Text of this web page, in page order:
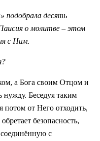
подобрала десять
о молитве – этом
с Ним.
а Бога своим Отцом и
Беседуя таким
потом от Него отходить,
безопасность,
с